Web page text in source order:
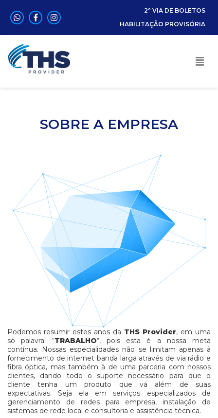
2ª VIA DE BOLETOS
HABILITAÇÃO PROVISÓRIA
SOBRE A EMPRESA
Podemos resumir estes anos da THS Provider, em uma
só palavra: “TRABALHO“, pois esta é a nossa meta
contínua. Nossas especialidades não se limitam apenas à
fornecimento de internet banda larga através de via rádio e
fibra óptica, mas também à de uma parceria com nossos
clientes, dando todo o suporte necessário para que o
cliente tenha um produto que vá além de suas
expectativas. Seja ela em serviços especializados de
gerenciamento de redes para empresa, instalação de
sistemas de rede local e consultoria e assistência técnica.